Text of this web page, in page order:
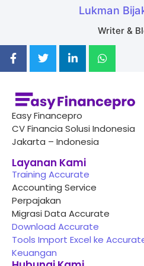
Lukman
Writer &
Easy Financepro
CV Financia Solusi Indonesia
Jakarta – Indonesia
Layanan Kami
Training Accurate
Accounting Service
Perpajakan
Migrasi Data Accurate
Download Accurate
Tools Import Excel ke
Keuangan